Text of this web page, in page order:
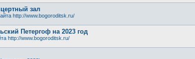
зал
http://www.bogoroditsk.ru/
Петергоф на 2023 год
http://www.bogoroditsk.ru/